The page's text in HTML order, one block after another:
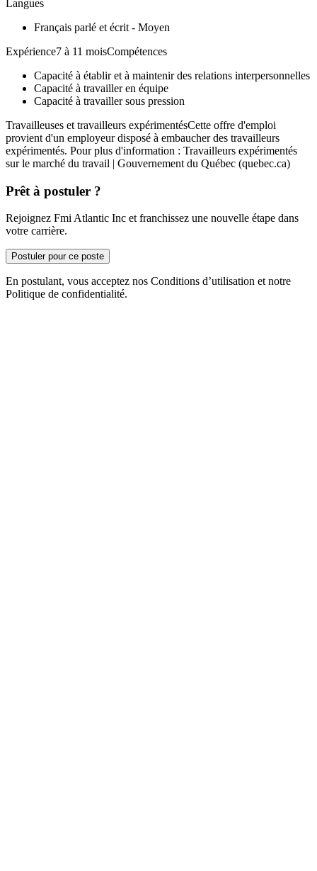
Langues
Français parlé et écrit - Moyen
Expérience7 à 11 moisCompétences
Capacité à établir et à maintenir des relations interpersonnelles
Capacité à travailler en équipe
Capacité à travailler sous pression
Travailleuses et travailleurs expérimentésCette offre d'emploi
provient d'un employeur disposé à embaucher des travailleurs
expérimentés. Pour plus d'information : Travailleurs expérimentés
sur le marché du travail | Gouvernement du Québec (quebec.ca)
Prêt à postuler ?
Rejoignez Fmi Atlantic Inc et franchissez une nouvelle étape dans
votre carrière.
Postuler pour ce poste
En postulant, vous acceptez nos Conditions d’utilisation et notre
Politique de confidentialité.